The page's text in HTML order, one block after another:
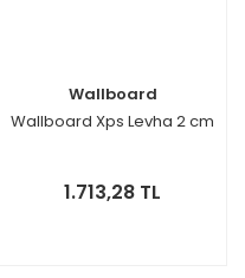
Wallboard
Wallboard Xps Levha 2 cm
1.713,28 TL